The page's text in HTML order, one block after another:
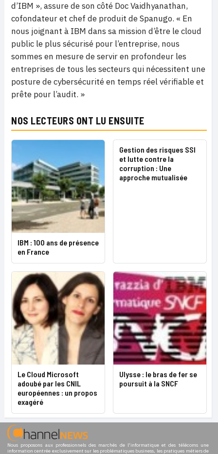
d’IBM », assure de son côté Doc Vaidhyanathan,
cofondateur et chef de produit de Spanugo. « En
nous joignant à IBM dans sa mission d’être le cloud
public le plus sécurisé pour l’entreprise, nous
sommes en mesure de servir en profondeur les
entreprises de tous les secteurs qui nécessitent une
posture de cybersécurité en temps réel vérifiable et
prête pour l’audit. »
NOS LECTEURS ONT LU ENSUITE
IBM : 100 ans de présence
en France
Gestion des risques SSI
et lutte contre la
corruption : Une
approche mutualisée
Le Cloud Microsoft
adoubé par les CNIL
européennes : un propos
exagéré
Ulysse : le bras de fer se
poursuit à la SNCF
Nous proposons aux professionnels des marchés de l'informatique et des télécoms une
information centrée exclusivement sur les problématiques business, les pratiques métiers de